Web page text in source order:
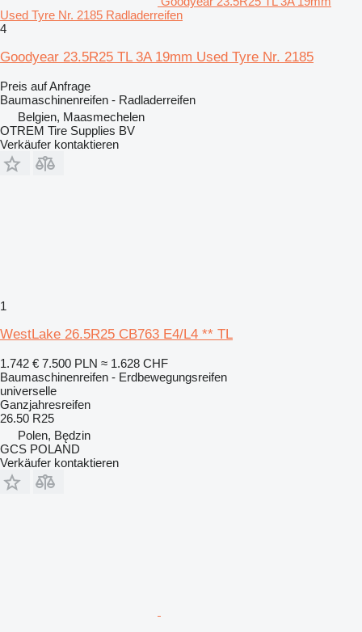
Used Tyre Nr. 2185 Radladerreifen
4
Goodyear 23.5R25 TL 3A 19mm Used Tyre Nr. 2185
Preis auf Anfrage
Baumaschinenreifen - Radladerreifen
Belgien, Maasmechelen
OTREM Tire Supplies BV
Verkäufer kontaktieren
1
WestLake 26.5R25 CB763 E4/L4 ** TL
1.742 € 7.500 PLN ≈ 1.628 CHF
Baumaschinenreifen - Erdbewegungsreifen
universelle
Ganzjahresreifen
26.50 R25
Polen, Będzin
GCS POLAND
Verkäufer kontaktieren